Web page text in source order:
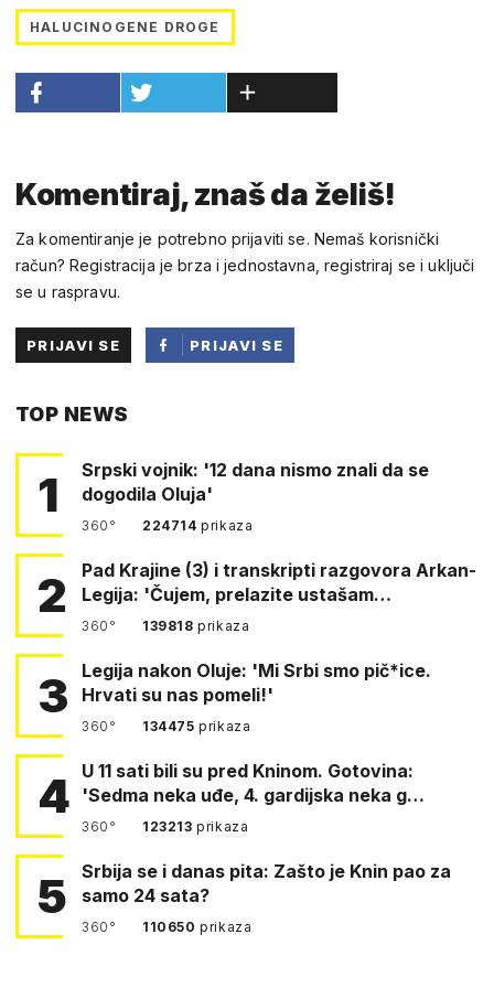
HALUCINOGENE DROGE
Komentiraj, znaš da želiš!
Za komentiranje je potrebno prijaviti se. Nemaš korisnički
račun? Registracija je brza i jednostavna, registriraj se i uključi
se u raspravu.
PRIJAVI SE
PRIJAVI SE
TOP NEWS
1
Srpski vojnik: '12 dana nismo znali da se
dogodila Oluja'
360° 224714prikaza
2
Pad Krajine (3) i transkripti razgovora Arkan-
Legija: 'Čujem, prelazite ustašam…
360° 139818prikaza
3
Legija nakon Oluje: 'Mi Srbi smo pič*ice.
Hrvati su nas pomeli!'
360° 134475prikaza
4 U 11 sati bili su pred Kninom. Gotovina:
'Sedma neka uđe, 4. gardijska neka g…
360° 123213prikaza
5
Srbija se i danas pita: Zašto je Knin pao za
samo 24 sata?
360° 110650prikaza